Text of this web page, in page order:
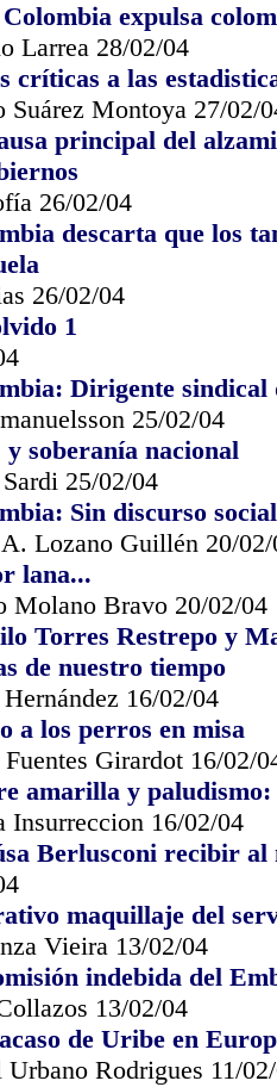
expulsa
Larrea 28/02/04
críticas a las
Suárez Montoya 27/02/
principal del
26/02/04
descarta que los
26/02/04
1
Dirigente
25/02/04
soberanía nacional
25/02/04
Sin discurso
Lozano Guillén 20/02/
lana...
Molano Bravo 20/02/04
Torres Restrepo y
de nuestro tiempo
16/02/04
a los perros en misa
Girardot 16/02/
amarilla y
Insurreccion 16/02/04
Berlusconi recibir
maquillaje del
Vieira 13/02/04
indebida del
13/02/04
de Uribe en
Rodrigues 11/